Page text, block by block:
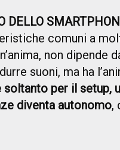
DELLO
comuni a
non dipende
suoni, ma ha
per il setup,
diventa autonomo,